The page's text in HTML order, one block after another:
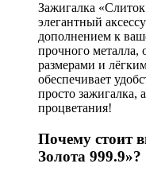
Зажигалка
элегантный
дополнением к
прочного металла,
размерами и
обеспечивает
просто зажигалка,
процветания!
Почему стоит
Золота 999.9»?